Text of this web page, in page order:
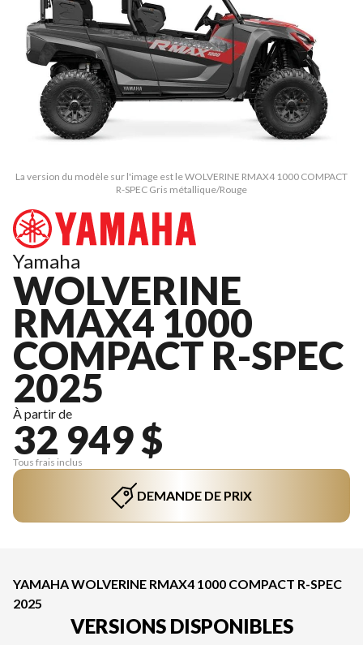
La version du modèle sur l'image est le WOLVERINE RMAX4 1000 COMPACT
R-SPEC Gris métallique/Rouge
Yamaha
WOLVERINE
RMAX4 1000
COMPACT R-SPEC
2025
À partir de
32 949 $
Tous frais inclus
DEMANDE DE PRIX
YAMAHA WOLVERINE RMAX4 1000 COMPACT R-SPEC
2025
VERSIONS DISPONIBLES